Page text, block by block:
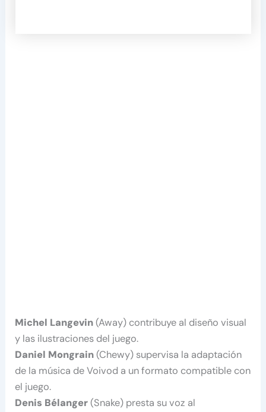
Michel Langevin(Away) contribuye al diseño visual
y las ilustraciones del juego.
Daniel Mongrain(Chewy) supervisa la adaptación
de la música de Voivod a un formato compatible con
el juego.
Denis Bélanger(Snake) presta su voz al